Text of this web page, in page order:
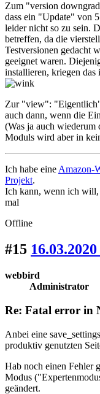
Zum "version
dass ein "Update" von
leider nicht so zu sein.
betreffen, da die
Testversionen gedacht
geeignet waren.
installieren, kriegen das
Zur "view":
auch dann, wenn die
(Was ja auch
Moduls wird aber in
Ich habe eine Amazon-
Projekt.
Ich kann, wenn ich will,
mal
Offline
#15
webbird
Administrator
Re: Fatal error in
Anbei eine
produktiv genutzten
Hab noch einen Fehler
Modus
geändert.